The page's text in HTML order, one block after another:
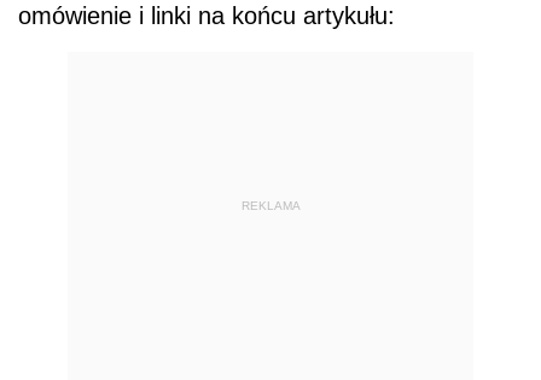
omówienie i linki na końcu artykułu:
REKLAMA